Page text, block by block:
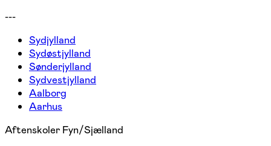
---
Sydjylland
Sydøstjylland
Sønderjylland
Sydvestjylland
Aalborg
Aarhus
Aftenskoler Fyn/Sjælland